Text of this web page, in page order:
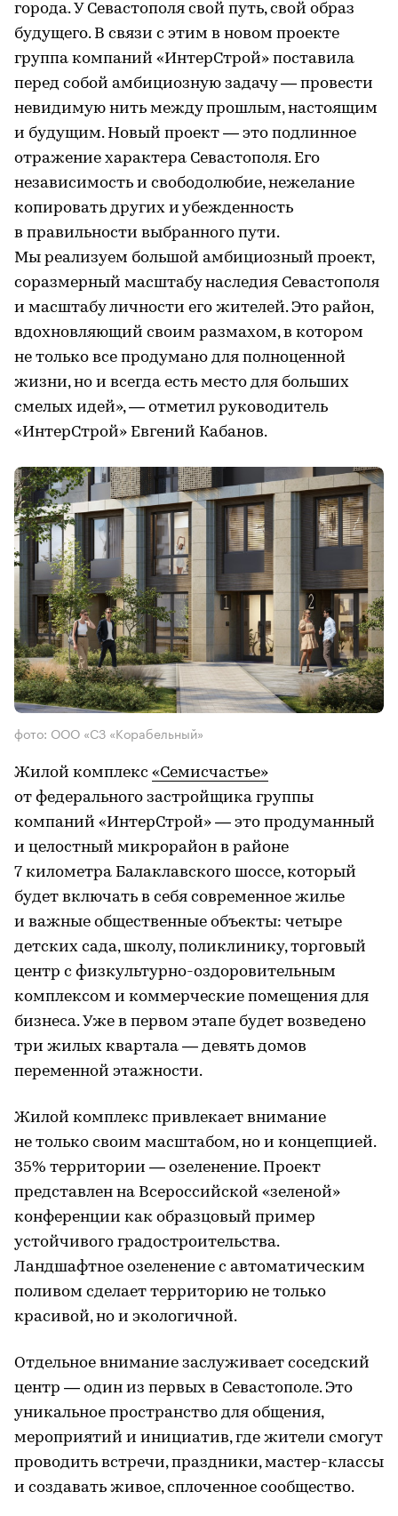
города. У Севастополя свой путь, свой образ
будущего. В связи с этим в новом проекте
группа компаний «ИнтерСтрой» поставила
перед собой амбициозную задачу — провести
невидимую нить между прошлым, настоящим
и будущим. Новый проект — это подлинное
отражение характера Севастополя. Его
независимость и свободолюбие, нежелание
копировать других и убежденность
в правильности выбранного пути.
Мы реализуем большой амбициозный проект,
соразмерный масштабу наследия Севастополя
и масштабу личности его жителей. Это район,
вдохновляющий своим размахом, в котором
не только все продумано для полноценной
жизни, но и всегда есть место для больших
смелых идей», — отметил руководитель
«ИнтерСтрой» Евгений Кабанов.
фото: ООО «СЗ «Корабельный»
Жилой комплекс «Семисчастье»
от федерального застройщика группы
компаний «ИнтерСтрой» — это продуманный
и целостный микрорайон в районе
7 километра Балаклавского шоссе, который
будет включать в себя современное жилье
и важные общественные объекты: четыре
детских сада, школу, поликлинику, торговый
центр с физкультурно-оздоровительным
комплексом и коммерческие помещения для
бизнеса. Уже в первом этапе будет возведено
три жилых квартала — девять домов
переменной этажности.
Жилой комплекс привлекает внимание
не только своим масштабом, но и концепцией.
35% территории — озеленение. Проект
представлен на Всероссийской «зеленой»
конференции как образцовый пример
устойчивого градостроительства.
Ландшафтное озеленение с автоматическим
поливом сделает территорию не только
красивой, но и экологичной.
Отдельное внимание заслуживает соседский
центр — один из первых в Севастополе. Это
уникальное пространство для общения,
мероприятий и инициатив, где жители смогут
проводить встречи, праздники, мастер-классы
и создавать живое, сплоченное сообщество.